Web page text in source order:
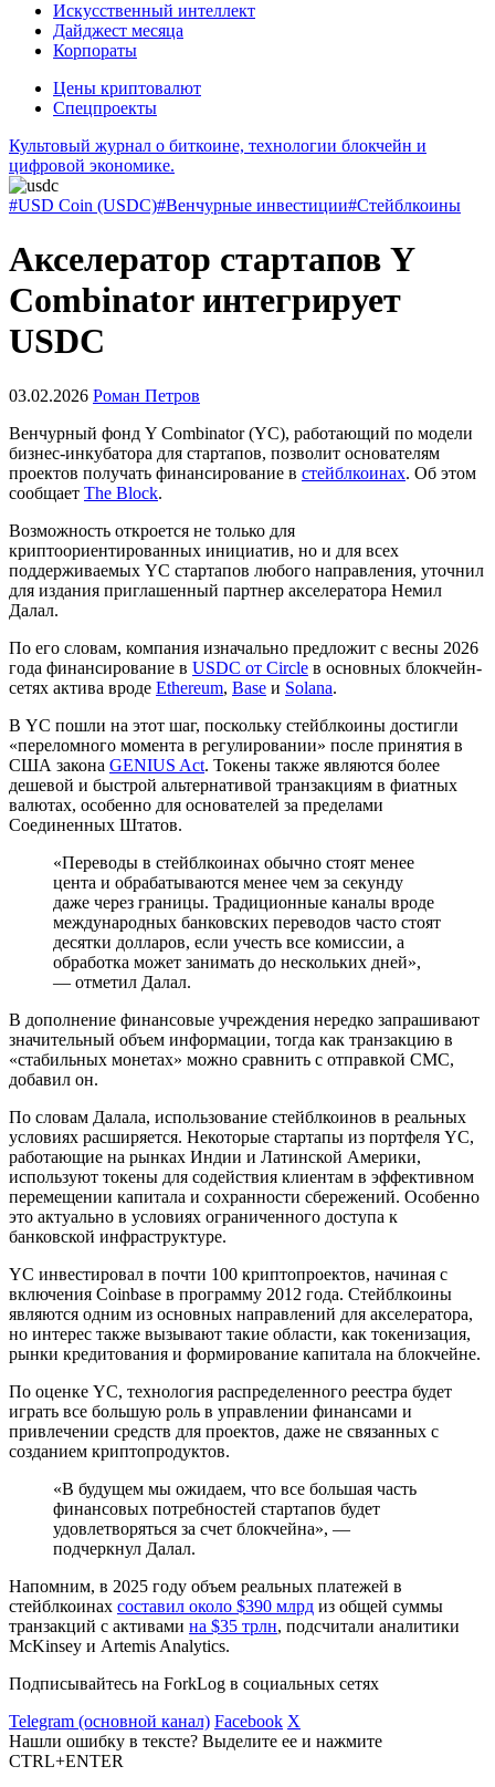
Искусственный интеллект
Дайджест месяца
Корпораты
Цены криптовалют
Спецпроекты
Культовый журнал о биткоине, технологии блокчейн и
цифровой экономике.
#USD Coin (USDC)#Венчурные инвестиции#Стейблкоины
Акселератор стартапов Y
Combinator интегрирует
USDC
03.02.2026 Роман Петров
Венчурный фонд Y Combinator (YC), работающий по модели
бизнес-инкубатора для стартапов, позволит основателям
проектов получать финансирование в стейблкоинах. Об этом
сообщает The Block.
Возможность откроется не только для
криптоориентированных инициатив, но и для всех
поддерживаемых YC стартапов любого направления, уточнил
для издания приглашенный партнер акселератора Немил
Далал.
По его словам, компания изначально предложит с весны 2026
года финансирование в USDC от Circle в основных блокчейн-
сетях актива вроде Ethereum, Base и Solana.
В YC пошли на этот шаг, поскольку стейблкоины достигли
«переломного момента в регулировании» после принятия в
США закона GENIUS Act. Токены также являются более
дешевой и быстрой альтернативой транзакциям в фиатных
валютах, особенно для основателей за пределами
Соединенных Штатов.
«Переводы в стейблкоинах обычно стоят менее
цента и обрабатываются менее чем за секунду
даже через границы. Традиционные каналы вроде
международных банковских переводов часто стоят
десятки долларов, если учесть все комиссии, а
обработка может занимать до нескольких дней»,
— отметил Далал.
В дополнение финансовые учреждения нередко запрашивают
значительный объем информации, тогда как транзакцию в
«стабильных монетах» можно сравнить с отправкой СМС,
добавил он.
По словам Далала, использование стейблкоинов в реальных
условиях расширяется. Некоторые стартапы из портфеля YC,
работающие на рынках Индии и Латинской Америки,
используют токены для содействия клиентам в эффективном
перемещении капитала и сохранности сбережений. Особенно
это актуально в условиях ограниченного доступа к
банковской инфраструктуре.
YC инвестировал в почти 100 криптопроектов, начиная с
включения Coinbase в программу 2012 года. Стейблкоины
являются одним из основных направлений для акселератора,
но интерес также вызывают такие области, как токенизация,
рынки кредитования и формирование капитала на блокчейне.
По оценке YC, технология распределенного реестра будет
играть все большую роль в управлении финансами и
привлечении средств для проектов, даже не связанных с
созданием криптопродуктов.
«В будущем мы ожидаем, что все большая часть
финансовых потребностей стартапов будет
удовлетворяться за счет блокчейна», —
подчеркнул Далал.
Напомним, в 2025 году объем реальных платежей в
стейблкоинах составил около $390 млрд из общей суммы
транзакций с активами на $35 трлн, подсчитали аналитики
McKinsey и Artemis Analytics.
Подписывайтесь на ForkLog в социальных сетях
Telegram (основной канал) Facebook X
Нашли ошибку в тексте? Выделите ее и нажмите
CTRL+ENTER